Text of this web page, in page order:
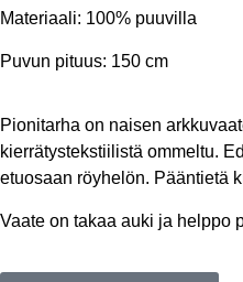
Materiaali: 100% puuvilla
Puvun pituus: 150 cm
Pionitarha on naisen
kierrätystekstiilistä ommeltu.
etuosaan röyhelön. Pääntietä
Vaate on takaa auki ja helppo